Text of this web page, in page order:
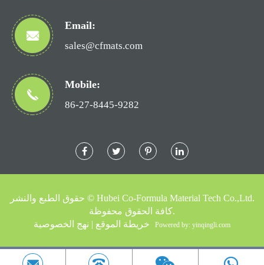
Email:
sales@cfmats.com
Mobile:
86-27-8445-9282
حقوق الطبع والنشر © Hubei Co-Formula Material Tech Co.,Ltd.
كافة الحقوق محفوظة.
خريطة الموقع | نهج الخصوصية Powered by: yinqingli.com